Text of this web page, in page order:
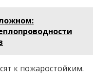
к пожаростойким.